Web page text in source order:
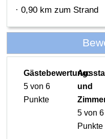
· 0,90 km zum Strand
Gästebewertung:
5 von 6
Punkte
und
5 von 6
Punkte